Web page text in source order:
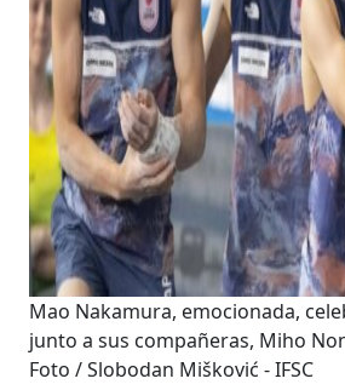
Mao Nakamura, emocionada,
junto a sus compañeras, Miho
Foto / Slobodan Mišković - IFSC